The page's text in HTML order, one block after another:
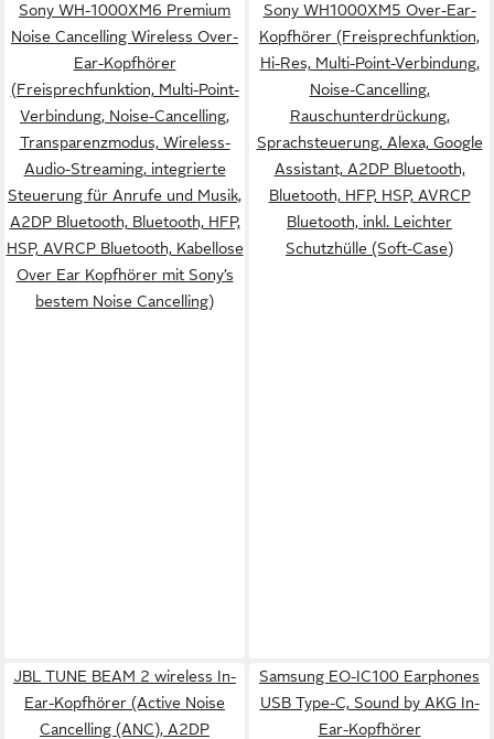
Sony WH-1000XM6 Premium
Noise Cancelling Wireless Over-
Ear-Kopfhörer
(Freisprechfunktion, Multi-Point-
Verbindung, Noise-Cancelling,
Transparenzmodus, Wireless-
Audio-Streaming, integrierte
Steuerung für Anrufe und Musik,
A2DP Bluetooth, Bluetooth, HFP,
HSP, AVRCP Bluetooth, Kabellose
Over Ear Kopfhörer mit Sony’s
bestem Noise Cancelling)
Sony WH1000XM5 Over-Ear-
Kopfhörer (Freisprechfunktion,
Hi-Res, Multi-Point-Verbindung,
Noise-Cancelling,
Rauschunterdrückung,
Sprachsteuerung, Alexa, Google
Assistant, A2DP Bluetooth,
Bluetooth, HFP, HSP, AVRCP
Bluetooth, inkl. Leichter
Schutzhülle (Soft-Case)
JBL TUNE BEAM 2 wireless In-
Ear-Kopfhörer (Active Noise
Cancelling (ANC), A2DP
Samsung EO-IC100 Earphones
USB Type-C, Sound by AKG In-
Ear-Kopfhörer